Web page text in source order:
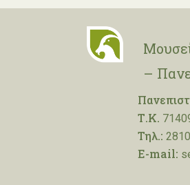
–
Τ.Κ.
Τηλ.:
E-mail: